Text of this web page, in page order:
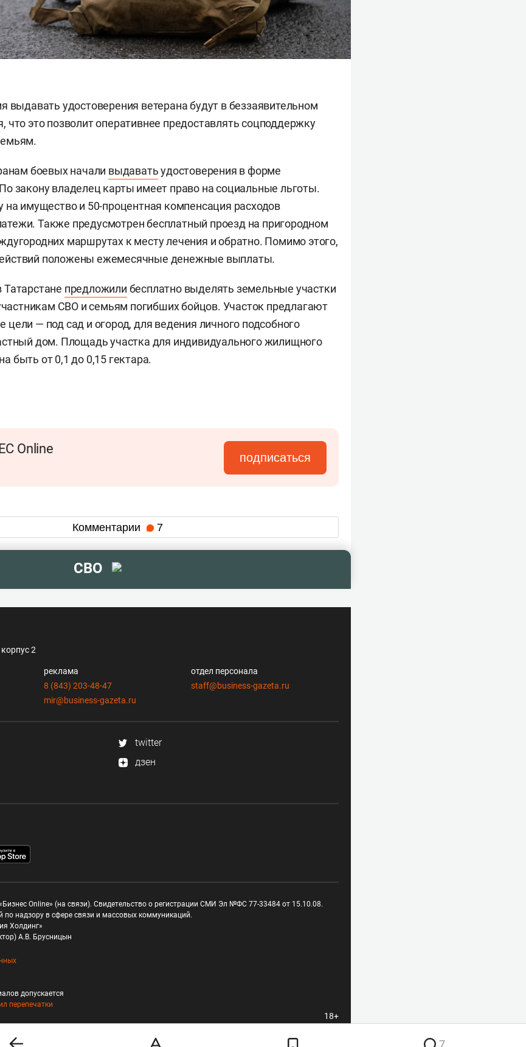
выдавать удостоверения ветерана будут в беззаявительном
что это позволит оперативнее предоставлять соцподдержку
боевых начали выдаватьудостоверения в форме
закону владелец карты имеет право на социальные льготы.
на имущество и 50-процентная компенсация расходов
Также предусмотрен бесплатный проезд на пригородном
маршрутах к месту лечения и обратно. Помимо этого,
положены ежемесячные денежные выплаты.
предложили бесплатно выделять земельные участки
СВО и семьям погибших бойцов. Участок предлагают
цели — под сад и огород, для ведения личного подсобного
дом. Площадь участка для индивидуального жилищного
быть от 0,1 до 0,15 гектара.
Online
подписаться
Комментарии 7
7
СВО
2
реклама
8 (843) 203-48-47
mir@business-gazeta.ru
отдел персонала
staff@business-gazeta.ru
twitter
дзен
Online» (на связи). Свидетельство о регистрации СМИ Эл №ФС 77-33484 от 15.10.08.
надзору в сфере связи и массовых коммуникаций.
Холдинг»
А.В. Брусницын
допускается
перепечатки
18+